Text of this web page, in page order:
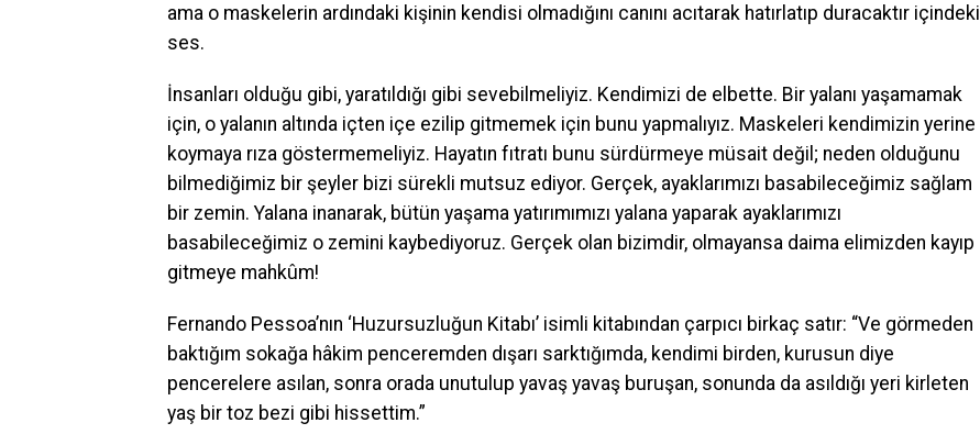
ama o maskelerin ardındaki kişinin kendisi olmadığını canını acıtarak hatırlatıp duracaktır içindeki
ses.
İnsanları olduğu gibi, yaratıldığı gibi sevebilmeliyiz. Kendimizi de elbette. Bir yalanı yaşamamak
için, o yalanın altında içten içe ezilip gitmemek için bunu yapmalıyız. Maskeleri kendimizin yerine
koymaya rıza göstermemeliyiz. Hayatın fıtratı bunu sürdürmeye müsait değil; neden olduğunu
bilmediğimiz bir şeyler bizi sürekli mutsuz ediyor. Gerçek, ayaklarımızı basabileceğimiz sağlam
bir zemin. Yalana inanarak, bütün yaşama yatırımımızı yalana yaparak ayaklarımızı
basabileceğimiz o zemini kaybediyoruz. Gerçek olan bizimdir, olmayansa daima elimizden kayıp
gitmeye mahkûm!
Fernando Pessoa’nın ‘Huzursuzluğun Kitabı’ isimli kitabından çarpıcı birkaç satır: “Ve görmeden
baktığım sokağa hâkim penceremden dışarı sarktığımda, kendimi birden, kurusun diye
pencerelere asılan, sonra orada unutulup yavaş yavaş buruşan, sonunda da asıldığı yeri kirleten
yaş bir toz bezi gibi hissettim.”